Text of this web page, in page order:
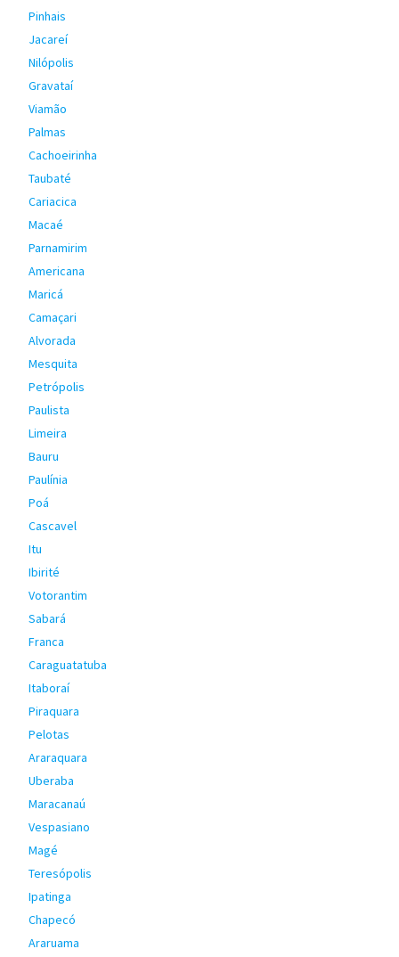
Pinhais
Jacareí
Nilópolis
Gravataí
Viamão
Palmas
Cachoeirinha
Taubaté
Cariacica
Macaé
Parnamirim
Americana
Maricá
Camaçari
Alvorada
Mesquita
Petrópolis
Paulista
Limeira
Bauru
Paulínia
Poá
Cascavel
Itu
Ibirité
Votorantim
Sabará
Franca
Caraguatatuba
Itaboraí
Piraquara
Pelotas
Araraquara
Uberaba
Maracanaú
Vespasiano
Magé
Teresópolis
Ipatinga
Chapecó
Araruama